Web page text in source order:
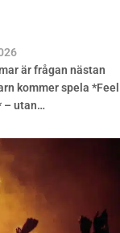
är frågan nästan
kommer spela *Feel
– utan…